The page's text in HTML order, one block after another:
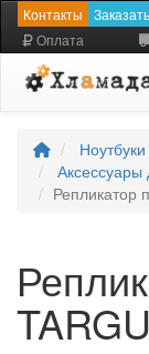
Контакты
Оплата
Аксессуары
Репликатор